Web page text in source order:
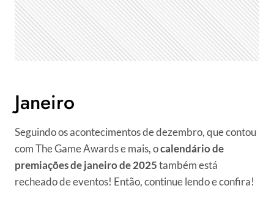
Janeiro
Seguindo os acontecimentos de dezembro, que contou
com The Game Awards e mais, ocalendário de
premiações de janeiro de 2025também está
recheado de eventos! Então, continue lendo e confira!